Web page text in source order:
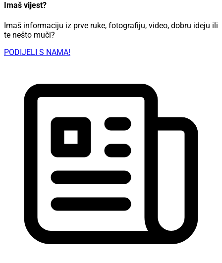
Imaš vijest?
Imaš informaciju iz prve ruke, fotografiju, video, dobru ideju ili
te nešto muči?
PODIJELI S NAMA!